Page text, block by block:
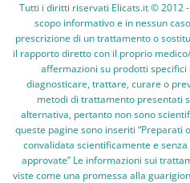
Tutti i diritti riservati Elicats.it © 2012
scopo informativo e in nessun
prescrizione di un trattamento o
il rapporto diretto con il proprio
affermazioni su prodotti specifici
diagnosticare, trattare, curare o
metodi di trattamento presentati
alternativa, pertanto non sono
queste pagine sono inseriti “Preparati
convalidata scientificamente e
approvate” Le informazioni sui
viste come una promessa alla